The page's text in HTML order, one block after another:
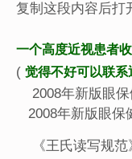
复制这段内容后打
一个高度近视患者
( 觉得不好可以联系
2008年新版眼保
2008年新版眼保
《王氏读写规范